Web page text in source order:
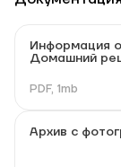
Информация
Домашний
PDF, 1mb
Архив с